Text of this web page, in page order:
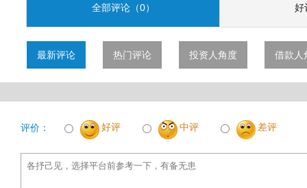
全部评论（0） 好
最新评论 热门评论 投资人角度 借款人
评价： 好评 中评 差评